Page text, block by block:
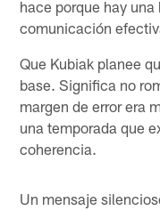
hace porque hay
comunicación
Que Kubiak planee
base. Significa no
margen de error era
una temporada que
coherencia.
Un mensaje